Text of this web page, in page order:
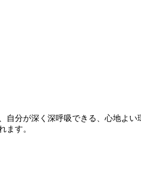
分が深く深呼吸できる、心地よ
ます。